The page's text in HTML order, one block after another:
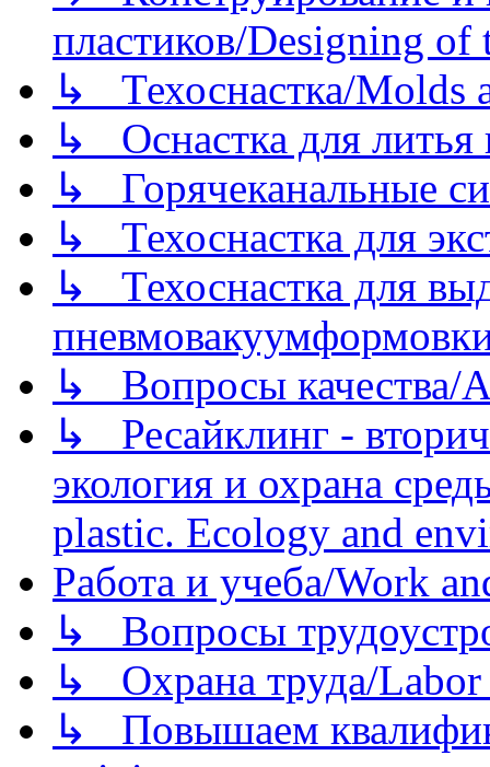
пластиков/Designing of
↳ Техоснастка/Molds
↳ Оснастка для литья
↳ Горячеканальные
↳ Техоснастка для
↳ Техоснастка для
↳ Вопросы качества/
↳ Ресайклинг -
экология и охрана
plastic. Ecology and
Работа и учеба/Work
↳ Вопросы
↳ Охрана труда/Labor
↳ Повышаем